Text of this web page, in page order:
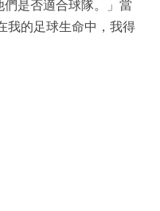
是否適合球隊。」當
我的足球生命中，我得